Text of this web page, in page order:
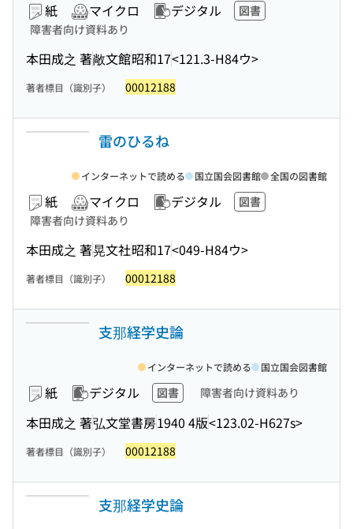
紙 マイクロ デジタル
図書
障害者向け資料あり
本田成之 著敞文館昭和17<121.3-H84ウ>
著者標目（識別子） 00012188
雷のひるね
紙 マイクロ デジタル
図書
障害者向け資料あり
本田成之 著晃文社昭和17<049-H84ウ>
インターネットで読める 国立国会図書館 全国の図書館
著者標目（識別子） 00012188
支那経学史論
紙 デジタル 図書 障害者向け資料あり
本田成之 著弘文堂書房1940 4版<123.02-H627s>
インターネットで読める 国立国会図書館
著者標目（識別子） 00012188
支那経学史論